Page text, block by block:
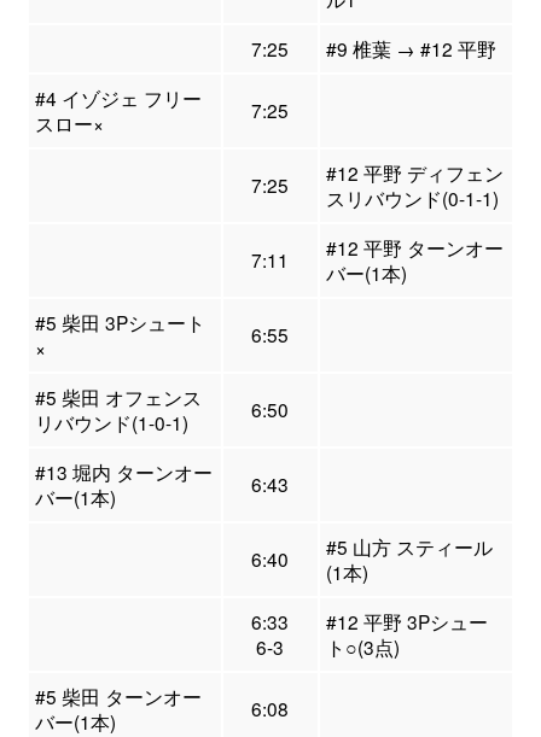
7:25
#9 椎葉 → #12 平野
#4 イゾジェ フリー
スロー×
7:25
7:25
#12 平野 ディフェン
スリバウンド(0-1-1)
7:11
#12 平野 ターンオー
バー(1本)
#5 柴田 3Pシュート
×
6:55
#5 柴田 オフェンス
リバウンド(1-0-1)
6:50
#13 堀内 ターンオー
バー(1本)
6:43
6:40
#5 山方 スティール
(1本)
6:33
6-3
#12 平野 3Pシュー
ト○(3点)
#5 柴田 ターンオー
バー(1本)
6:08